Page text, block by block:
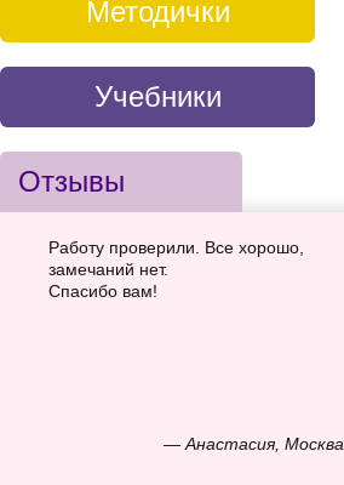
Методички
Учебники
Отзывы
— Анастасия, Москва
Работу проверили. Все хорошо,
замечаний нет.
Спасибо вам!